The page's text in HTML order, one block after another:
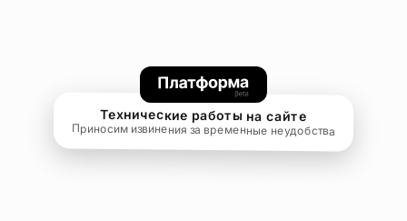
Технические работы на сайте
Приносим извинения за временные неудобства